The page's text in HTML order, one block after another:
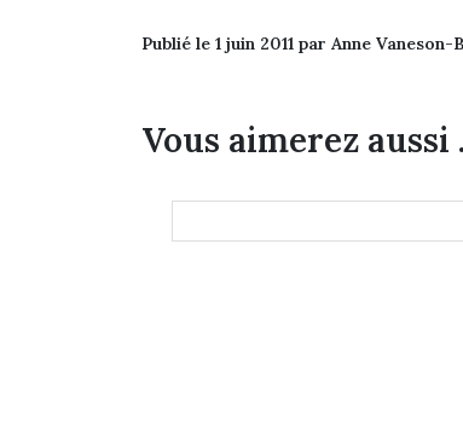
Publié le 1 juin 2011 par Anne
Vous aimerez aussi
Accouchement de bébé en été : quels